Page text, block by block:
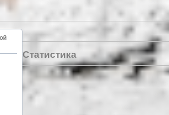
Статистика